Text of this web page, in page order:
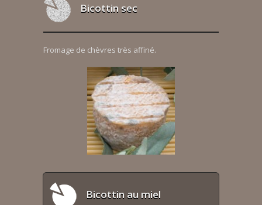
Bicottin sec
Fromage de chèvres très affiné.
Bicottin au miel